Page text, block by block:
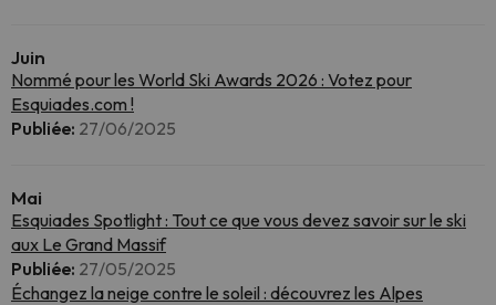
Juin
Nommé pour les World Ski Awards 2026 : Votez pour
Esquiades.com !
Publiée: 27/06/2025
Mai
Esquiades Spotlight : Tout ce que vous devez savoir sur le ski
aux Le Grand Massif
Publiée: 27/05/2025
Échangez la neige contre le soleil : découvrez les Alpes